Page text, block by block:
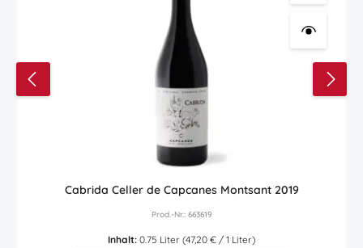
Cabrida Celler de Capcanes Montsant 2019
Prod.-Nr.: 663619
Inhalt: 0.75 Liter (47,20 € / 1 Liter)